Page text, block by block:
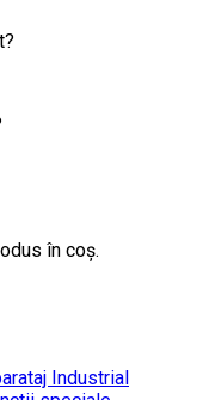
în coș.
Industrial